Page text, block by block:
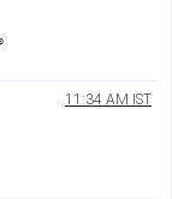
11:34 AM IST